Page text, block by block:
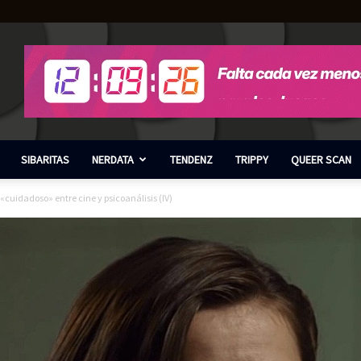
SIBARITAS NERDATA TENDENZ TRIPPY QUEER SCAN
entre cine y psicoanálisis (IV)